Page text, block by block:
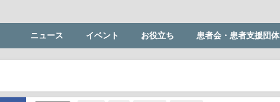
ニュース イベント お役立ち 患者会・患者支援団体